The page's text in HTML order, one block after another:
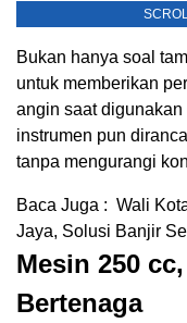
Bukan hanya soal
untuk memberikan
angin saat
instrumen pun
tanpa mengurangi
Baca Juga : Wali
Jaya, Solusi Banjir
Mesin 250
Bertenaga